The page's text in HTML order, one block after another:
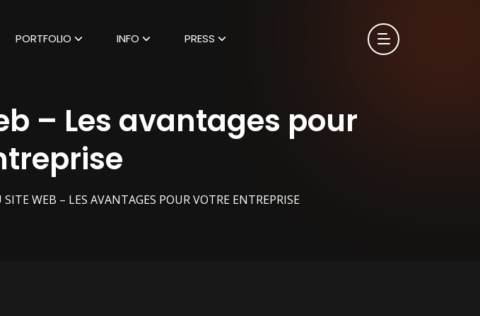
PORTFOLIO INFO PRESS
– Les avantages pour
WEB – LES AVANTAGES POUR VOTRE ENTREPRISE